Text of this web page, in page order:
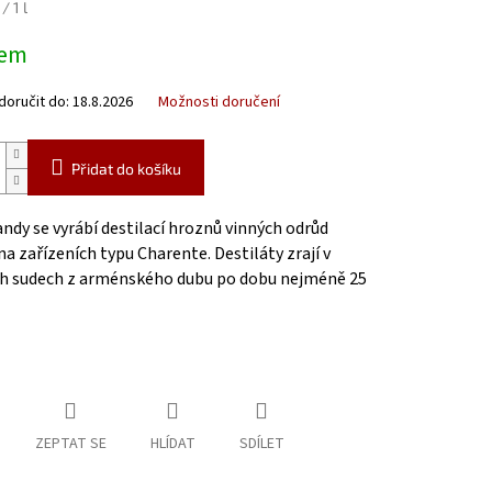
1 l
do: 18.8.2026 Možnosti doručení
Přidat do košíku
se vyrábí destilací hroznů vinných odrůd
zařízeních typu Charente. Destiláty zrají v
sudech z arménského dubu po dobu nejméně 25
ZEPTAT SE HLÍDAT SDÍLET